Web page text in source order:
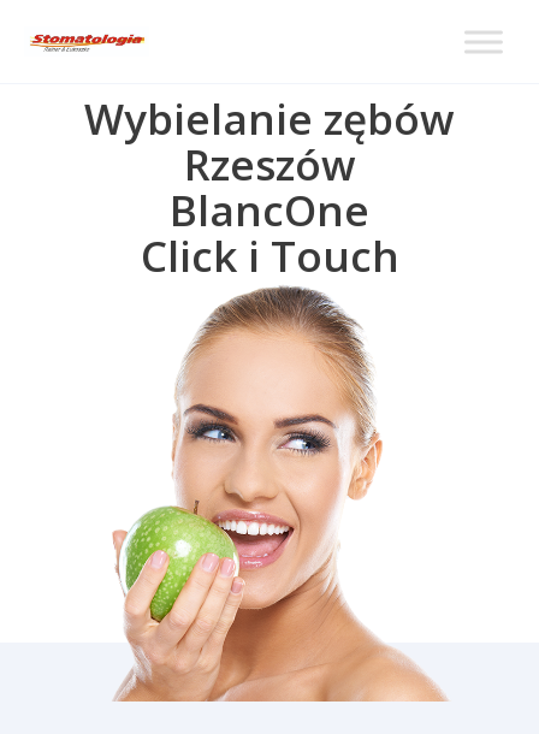
Wybielanie zębów
Rzeszów
BlancOne
Click i Touch